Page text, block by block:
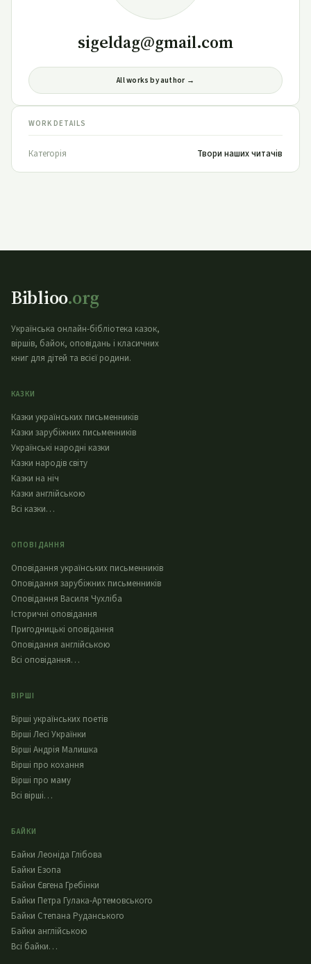
sigeldag@gmail.com
All works by author →
WORK DETAILS
Категорія Твори наших читачів
Biblioo.org
Українська онлайн-бібліотека казок,
віршів, байок, оповідань і класичних
книг для дітей та всієї родини.
КАЗКИ
Казки українських письменників
Казки зарубіжних письменників
Українські народні казки
Казки народів світу
Казки на ніч
Казки англійською
Всі казки…
ОПОВІДАННЯ
Оповідання українських письменників
Оповідання зарубіжних письменників
Оповідання Василя Чухліба
Історичні оповідання
Пригодницькі оповідання
Оповідання англійською
Всі оповідання…
ВІРШІ
Вірші українських поетів
Вірші Лесі Українки
Вірші Андрія Малишка
Вірші про кохання
Вірші про маму
Всі вірші…
БАЙКИ
Байки Леоніда Глібова
Байки Езопа
Байки Євгена Гребінки
Байки Петра Гулака-Артемовського
Байки Степана Руданського
Байки англійською
Всі байки…